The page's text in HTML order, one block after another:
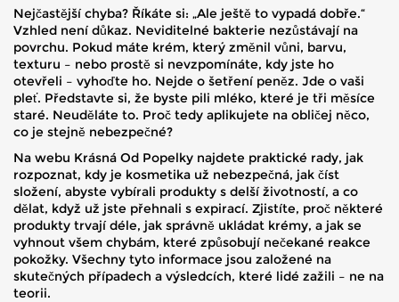
Nejčastější chyba? Říkáte si: „Ale ještě to vypadá dobře.“
Vzhled není důkaz. Neviditelné bakterie nezůstávají na
povrchu. Pokud máte krém, který změnil vůni, barvu,
texturu – nebo prostě si nevzpomínáte, kdy jste ho
otevřeli – vyhoďte ho. Nejde o šetření peněz. Jde o vaši
pleť. Představte si, že byste pili mléko, které je tři měsíce
staré. Neuděláte to. Proč tedy aplikujete na obličej něco,
co je stejně nebezpečné?
Na webu Krásná Od Popelky najdete praktické rady, jak
rozpoznat, kdy je kosmetika už nebezpečná, jak číst
složení, abyste vybírali produkty s delší životností, a co
dělat, když už jste přehnali s expirací. Zjistíte, proč některé
produkty trvají déle, jak správně ukládat krémy, a jak se
vyhnout všem chybám, které způsobují nečekané reakce
pokožky. Všechny tyto informace jsou založené na
skutečných případech a výsledcích, které lidé zažili – ne na
teorii.